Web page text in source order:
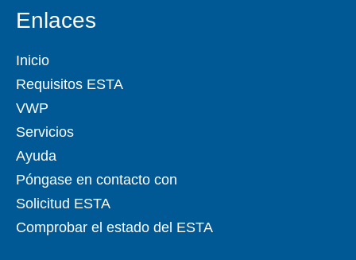
Enlaces
Inicio
Requisitos ESTA
VWP
Servicios
Ayuda
Póngase en contacto con
Solicitud ESTA
Comprobar el estado del ESTA